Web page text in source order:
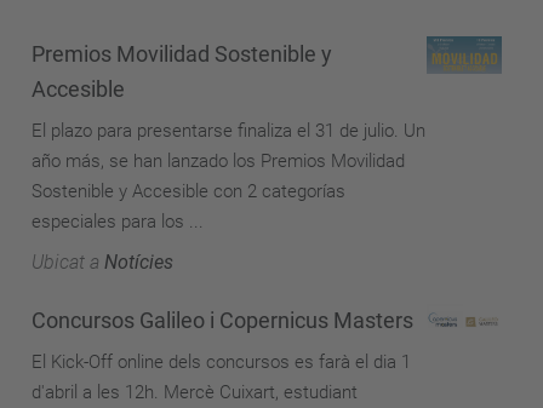
Premios Movilidad Sostenible y
Accesible
El plazo para presentarse finaliza el 31 de julio. Un
año más, se han lanzado los Premios Movilidad
Sostenible y Accesible con 2 categorías
especiales para los ...
Ubicat a Notícies
Concursos Galileo i Copernicus Masters
El Kick-Off online dels concursos es farà el dia 1
d'abril a les 12h. Mercè Cuixart, estudiant